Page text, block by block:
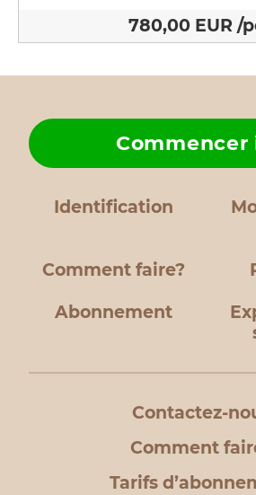
780,00 EUR /
Identification
Comment faire?
Commencer
Abonnement
Contactez-
Comment
Tarifs